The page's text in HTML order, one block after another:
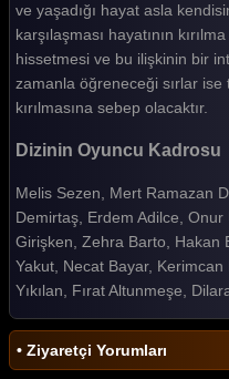
ve yaşadığı hayat asla
karşılaşması hayatının
hissetmesi ve bu ilişkinin bir
zamanla öğreneceği sırlar
kırılmasına sebep olacaktır.
Dizinin Oyuncu Kadrosu
Melis Sezen, Mert Ramazan
Demirtaş, Erdem Adilce, Onur
Girişken, Zehra Barto, Hakan
Yakut, Necat Bayar,
Yıkılan, Fırat Altunmeşe,
• Ziyaretçi Yorumları